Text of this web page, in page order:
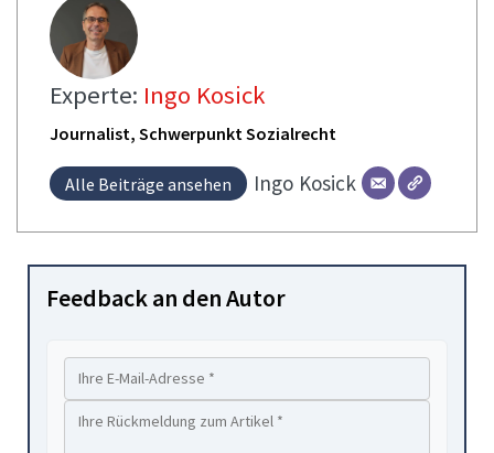
Experte: Ingo Kosick
Journalist, Schwerpunkt Sozialrecht
Alle Beiträge ansehen Ingo Kosick
Feedback an den Autor